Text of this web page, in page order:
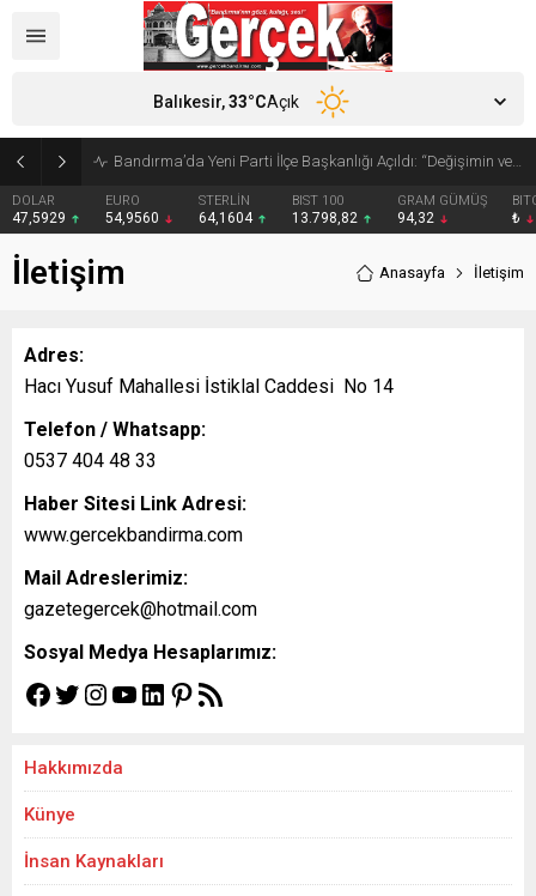
Bandırma’da Yeni Parti İlçe Başkanlığı Açıldı: “Değişimin ve Cumhuriyetin Kenti” Vurgusu
DOLAR
47,5929
EURO
54,9560
STERLİN
64,1604
BIST 100
13.798,82
GRAM GÜMÜŞ
94,32 ₺
Balıkesir,33°CAçık
İletişim Anasayfa İletişim
Adres:
Hacı Yusuf Mahallesi İstiklal Caddesi No 14
Telefon / Whatsapp:
0537 404 48 33
Haber Sitesi Link Adresi:
www.gercekbandirma.com
Mail Adreslerimiz:
gazetegercek@hotmail.com
Sosyal Medya Hesaplarımız:
Hakkımızda
Künye
İnsan Kaynakları